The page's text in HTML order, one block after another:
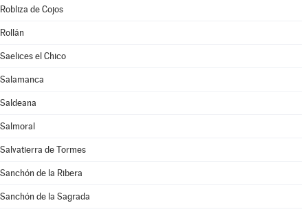
Robliza de Cojos
Rollán
Saelices el Chico
Salamanca
Saldeana
Salmoral
Salvatierra de Tormes
Sanchón de la Ribera
Sanchón de la Sagrada